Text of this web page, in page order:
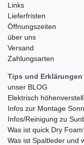
Links
Lieferfristen
Öffnungszeiten
über uns
Versand
Zahlungsarten
Tips und Erklärungen
unser BLOG
Elektrisch
Infos zur Montage
Infos/Reinigung zu
Was ist quick Dry
Was ist Spaltleder und